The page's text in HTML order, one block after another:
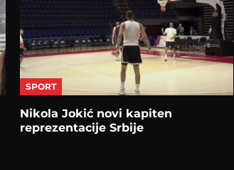
SPORT
Nikola Jokić novi kapiten
reprezentacije Srbije